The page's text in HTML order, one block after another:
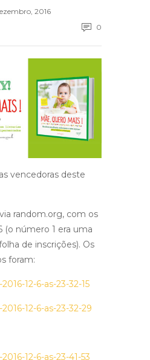
2016
0
vencedoras deste
random.org, com os
(o número 1 era uma
de inscrições). Os
foram: